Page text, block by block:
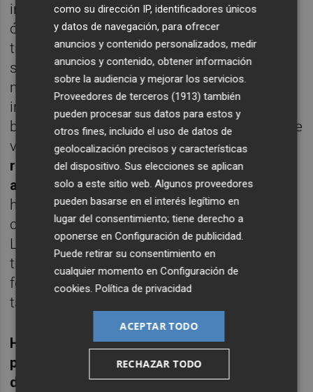
incorporado un grado de apalancamiento
óptimo, algo más complejo de conseguir
título individual. Estos activos pueden
sacarse al mercado, aunque lo normal es
mejorar la generación de valor
incorporándoles buenos inquilinos con
buenos contratos para maximizar su valor de
venta
.El resultado en términos de
rentabilidad suele está entre 8% y un 12%
anualizado para activos de calidad. El
horizonte temporal es muy similar al de
cualquier activo inmobiliario, de varios años.
Los hay segmentados geográficamente, por
tipo de activo, generalistas, etc. Y los hay en
forma de cuentas en participación, pero
también de fondo de inversión al uso.
Hemos de mencionar un segmento
particular de la rehabilitación y es la parte
de activos especiales. Esto es un
como su dirección IP, identificadores únicos
y datos de navegación, para ofrecer
anuncios y contenido personalizados, medir
anuncios y contenido, obtener información
sobre la audiencia y mejorar los servicios.
Proveedores de terceros (1913) también
pueden procesar sus datos para estos y
otros fines, incluido el uso de datos de
geolocalización precisos y características
del dispositivo. Sus elecciones se aplican
solo a este sitio web. Algunos proveedores
pueden basarse en el interés legítimo en
lugar del consentimiento; tiene derecho a
oponerse enConfiguración de publicidad.
Puede retirar su consentimiento en
cualquier momento enConfiguración de
cookies.Política de privacidad
ACEPTAR TODO
RECHAZAR TODO